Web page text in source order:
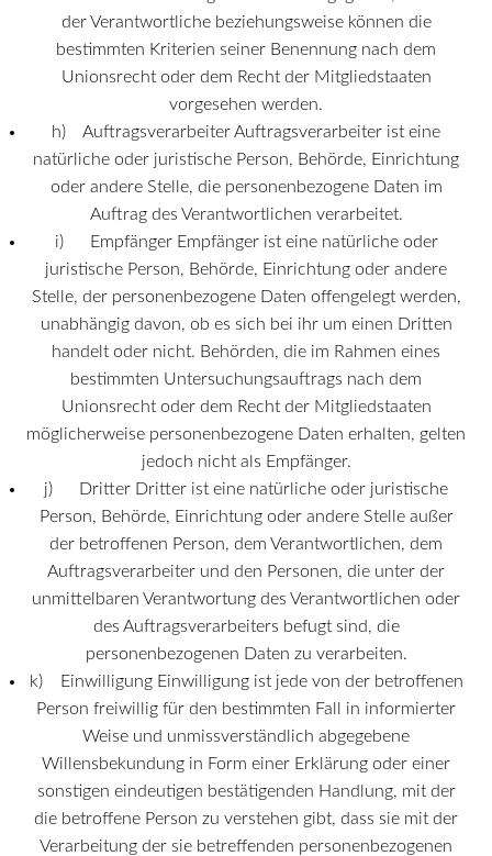
der Verantwortliche beziehungsweise können die
bestimmten Kriterien seiner Benennung nach dem
Unionsrecht oder dem Recht der Mitgliedstaaten
vorgesehen werden.
h) Auftragsverarbeiter Auftragsverarbeiter ist eine
natürliche oder juristische Person, Behörde, Einrichtung
oder andere Stelle, die personenbezogene Daten im
Auftrag des Verantwortlichen verarbeitet.
i) Empfänger Empfänger ist eine natürliche oder
juristische Person, Behörde, Einrichtung oder andere
Stelle, der personenbezogene Daten offengelegt werden,
unabhängig davon, ob es sich bei ihr um einen Dritten
handelt oder nicht. Behörden, die im Rahmen eines
bestimmten Untersuchungsauftrags nach dem
Unionsrecht oder dem Recht der Mitgliedstaaten
möglicherweise personenbezogene Daten erhalten, gelten
jedoch nicht als Empfänger.
j) Dritter Dritter ist eine natürliche oder juristische
Person, Behörde, Einrichtung oder andere Stelle außer
der betroffenen Person, dem Verantwortlichen, dem
Auftragsverarbeiter und den Personen, die unter der
unmittelbaren Verantwortung des Verantwortlichen oder
des Auftragsverarbeiters befugt sind, die
personenbezogenen Daten zu verarbeiten.
k) Einwilligung Einwilligung ist jede von der betroffenen
Person freiwillig für den bestimmten Fall in informierter
Weise und unmissverständlich abgegebene
Willensbekundung in Form einer Erklärung oder einer
sonstigen eindeutigen bestätigenden Handlung, mit der
die betroffene Person zu verstehen gibt, dass sie mit der
Verarbeitung der sie betreffenden personenbezogenen